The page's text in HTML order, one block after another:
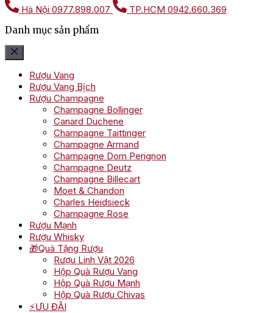
Hà Nội 0977.898.007 TP.HCM 0942.660.369
Danh mục sản phẩm
Rượu Vang
Rượu Vang Bịch
Rượu Champagne
Champagne Bollinger
Canard Duchene
Champagne Taittinger
Champagne Armand
Champagne Dom Perignon
Champagne Deutz
Champagne Billecart
Moet & Chandon
Charles Heidsieck
Champagne Rose
Rượu Mạnh
Rượu Whisky
🎁Quà Tặng Rượu
Rượu Linh Vật 2026
Hộp Quà Rượu Vang
Hộp Quà Rượu Mạnh
Hộp Quà Rượu Chivas
⚡ƯU ĐÃI